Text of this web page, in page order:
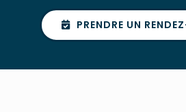
PRENDRE UN